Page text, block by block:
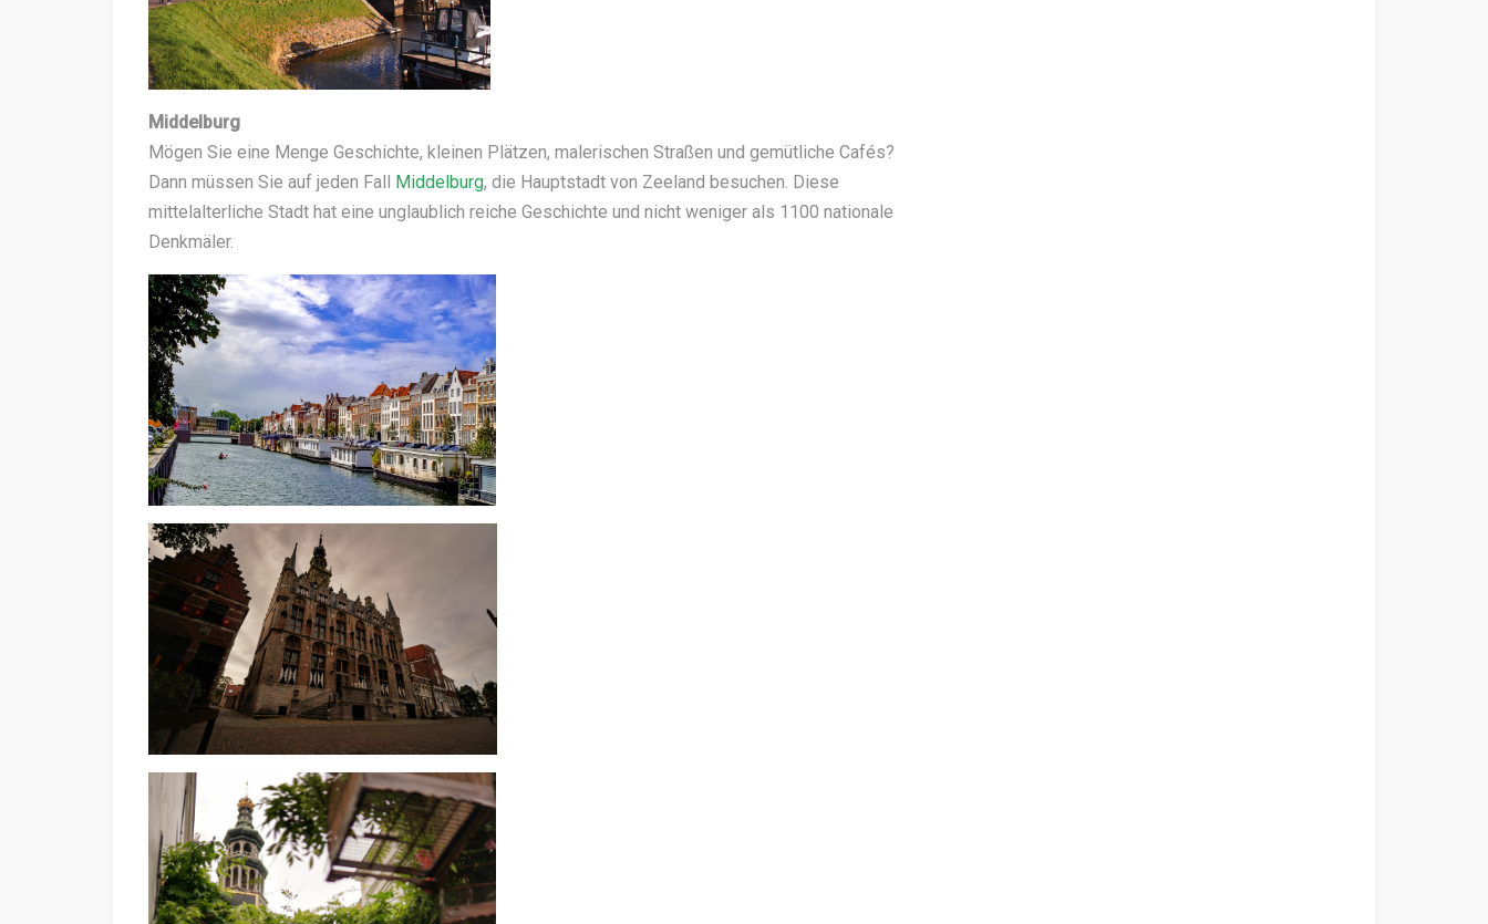
Middelburg
Mögen Sie eine Menge Geschichte, kleinen Plätzen, malerischen Straßen und gemütliche Cafés?
Dann müssen Sie auf jeden Fall Middelburg, die Hauptstadt von Zeeland besuchen. Diese
mittelalterliche Stadt hat eine unglaublich reiche Geschichte und nicht weniger als 1100 nationale
Denkmäler.